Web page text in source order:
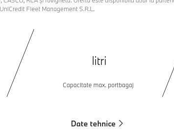
Fleet Management S.R.L.
litri
Capacitate max. portbagaj
Date tehnice